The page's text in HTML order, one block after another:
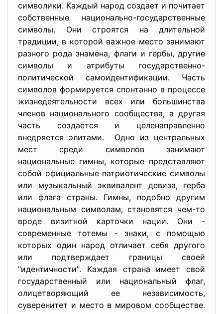
символики. Каждый народ создает и почитает
собственные национально-государственные
символы. Они строятся на длительной
традиции, в которой важное место занимают
разного рода знамена, флаги и гербы, другие
символы и атрибуты государственно-
политической самоидентификации. Часть
символов формируется спонтанно в процессе
жизнедеятельности всех или большинства
членов национального сообщества, а другая
часть создается и целенаправленно
внедряется элитами. Одно из центральных
мест среди символов занимают
национальные гимны, которые представляют
собой официальные патриотические символы
или музыкальный эквивалент девиза, герба
или флага страны. Гимны, подобно другим
национальным символам, становятся чем-то
вроде визитной карточки нации. Они -
современные тотемы - знаки, с помощью
которых один народ отличает себя другого
или подтверждает границы своей
"идентичности". Каждая страна имеет свой
государственный или национальный флаг,
олицетворяющий ее независимость,
суверенитет и место в мировом сообществе.